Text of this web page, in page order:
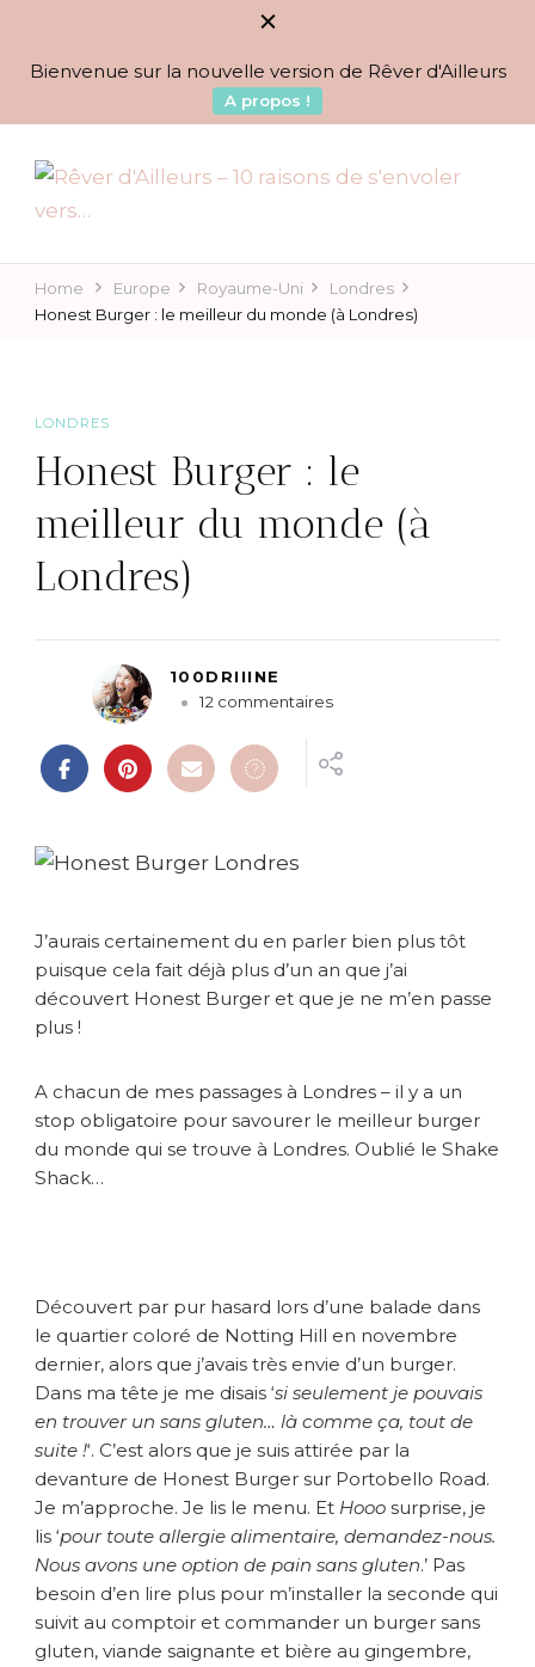
Bienvenue sur la nouvelle version de Rêver d'Ailleurs
A propos !
Rêver d'Ailleurs – 10
BLOG VOYAGES DEPUIS 2010
Home Europe Royaume-Uni
Londres
Honest Burger : le meilleur du monde (à Londres)
LONDRES
Honest Burger : le
meilleur du monde (à
Londres)
100DRIIINE
12 commentairess
r
H
u
r
g
l
e
m
u
m
o
n
d
e
o
n
d
J’aurais certainement du en parler bien plus tôt
puisque cela fait déjà plus d’un an que j’ai
découvert Honest Burger et que je ne m’en passe
plus !
A chacun de mes passages à Londres – il y a un
stop obligatoire pour savourer le meilleur burger
du monde qui se trouve à Londres. Oublié le Shake
Shack…
Découvert par pur hasard lors d’une balade dans
le quartier coloré de Notting Hill en novembre
dernier, alors que j’avais très envie d’un burger.
Dans ma tête je me disais ‘si seulement je pouvais
en trouver un sans gluten… là comme ça, tout de
suite !‘. C’est alors que je suis attirée par la
devanture de Honest Burger sur Portobello Road.
Je m’approche. Je lis le menu. Et Hooo surprise, je
lis ‘pour toute allergie alimentaire, demandez-nous.
Nous avons une option de pain sans gluten.’ Pas
besoin d’en lire plus pour m’installer la seconde qui
suivit au comptoir et commander un burger sans
gluten, viande saignante et bière au gingembre,